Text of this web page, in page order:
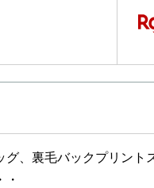
グ、裏毛バックプリント
・